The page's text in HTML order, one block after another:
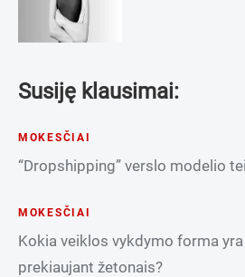
Susiję klausimai:
MOKESČIAI
“Dropshipping” verslo modelio
MOKESČIAI
Kokia veiklos vykdymo forma
prekiaujant žetonais?